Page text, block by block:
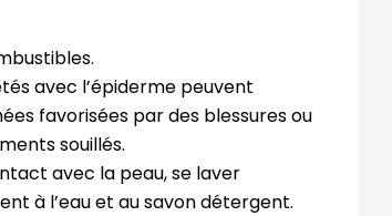
avec l’épiderme peuvent
favorisées par des blessures ou
souillés.
avec la peau, se laver
à l’eau et au savon détergent.